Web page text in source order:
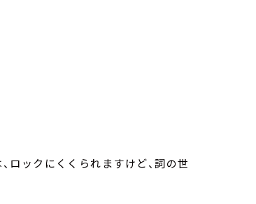
ロックにくくられますけど、詞の世